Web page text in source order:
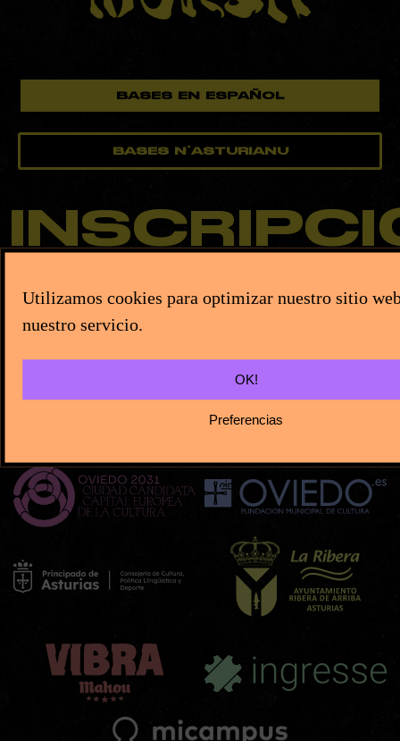
Utilizamos cookies para optimizar nuestro sitio
nuestro servicio.
OK!
Preferencias
BASES EN ESPAÑOL
BASES N'ASTURIANU